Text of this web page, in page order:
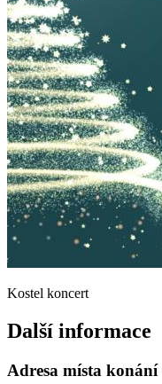
Kostel koncert
Další informace
Adresa místa konání